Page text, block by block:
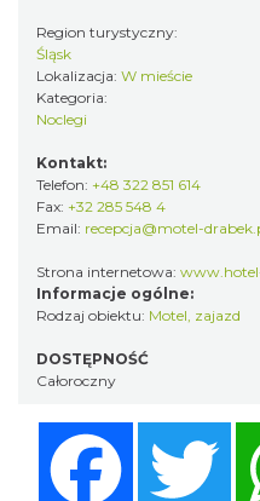
Region turystyczny:
Śląsk
Lokalizacja: W mieście
Kategoria:
Noclegi
Kontakt:
Telefon: +48 322 851 614
Fax: +32 285 548 4
Email: recepcja@motel-
Strona internetowa:
Informacje ogólne:
Rodzaj obiektu: Motel, zajazd
DOSTĘPNOŚĆ
Całoroczny